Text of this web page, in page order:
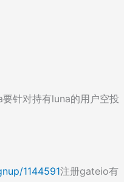
针对持有luna的用户空投
1144591注册gateio有